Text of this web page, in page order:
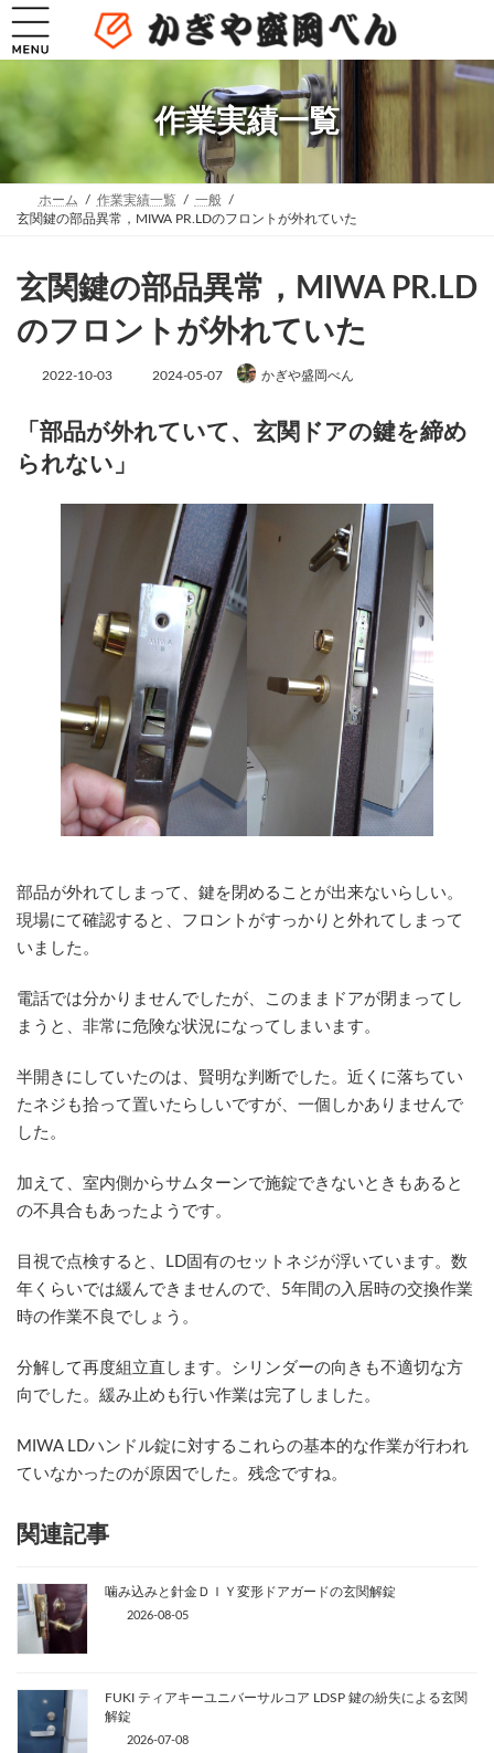
コ
テ
へ
ッ
プ
ナ
ゲ
ョ
移
動
作業実績一覧
ホーム 作業実績一覧
一般
玄関鍵の部品異常，MIWA PR.LDのフロントが外れていた
玄関鍵の部品異常，MIWA PR.LD
のフロントが外れていた
2022-10-03
最
新
日
2024-05-07 かぎや盛岡べん
「部品が外れていて、玄関ドアの鍵を締め
られない」
部品が外れてしまって、鍵を閉めることが出来ないらしい。
現場にて確認すると、フロントがすっかりと外れてしまって
いました。
電話では分かりませんでしたが、このままドアが閉まってし
まうと、非常に危険な状況になってしまいます。
半開きにしていたのは、賢明な判断でした。近くに落ちてい
たネジも拾って置いたらしいですが、一個しかありませんで
した。
加えて、室内側からサムターンで施錠できないときもあると
の不具合もあったようです。
目視で点検すると、LD固有のセットネジが浮いています。数
年くらいでは緩んできませんので、5年間の入居時の交換作業
時の作業不良でしょう。
分解して再度組立直します。シリンダーの向きも不適切な方
向でした。緩み止めも行い作業は完了しました。
MIWA LDハンドル錠に対するこれらの基本的な作業が行われ
ていなかったのが原因でした。残念ですね。
関連記事
噛み込みと針金ＤＩＹ変形ドアガードの玄関解錠
2026-08-05
FUKI ティアキーユニバーサルコア LDSP 鍵の紛失による玄関
解錠
2026-07-08